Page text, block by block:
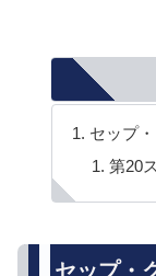
セップ
第20
セップ・